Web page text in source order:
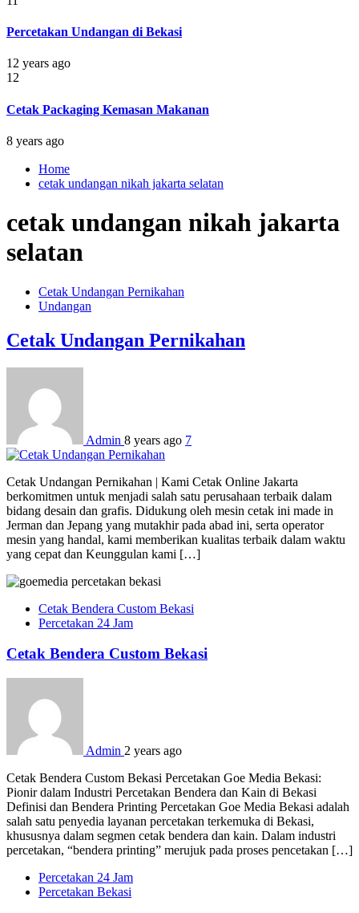
Percetakan Undangan di Bekasi
12 years ago
12
Cetak Packaging Kemasan Makanan
8 years ago
Home
cetak undangan nikah jakarta selatan
cetak undangan nikah jakarta
selatan
Cetak Undangan Pernikahan
Undangan
Cetak Undangan Pernikahan
Admin 8 years ago 7
Cetak Undangan Pernikahan | Kami Cetak Online Jakarta
berkomitmen untuk menjadi salah satu perusahaan terbaik dalam
bidang desain dan grafis. Didukung oleh mesin cetak ini made in
Jerman dan Jepang yang mutakhir pada abad ini, serta operator
mesin yang handal, kami memberikan kualitas terbaik dalam waktu
yang cepat dan Keunggulan kami […]
Cetak Bendera Custom Bekasi
Percetakan 24 Jam
Cetak Bendera Custom Bekasi
Admin 2 years ago
Cetak Bendera Custom Bekasi Percetakan Goe Media Bekasi:
Pionir dalam Industri Percetakan Bendera dan Kain di Bekasi
Definisi dan Bendera Printing Percetakan Goe Media Bekasi adalah
salah satu penyedia layanan percetakan terkemuka di Bekasi,
khususnya dalam segmen cetak bendera dan kain. Dalam industri
percetakan, “bendera printing” merujuk pada proses pencetakan […]
Percetakan 24 Jam
Percetakan Bekasi